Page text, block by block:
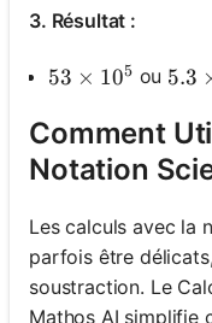
Posez
3. Résultat :
53 \times 10^5
53 × 105 ou 5.3
5.3
Comment
Notation
Les calculs avec la
parfois être
soustraction. Le
Mathos AI simplifie